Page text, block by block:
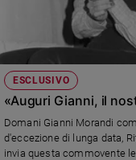
ESCLUSIVO
«Auguri Gianni, il
Domani Gianni Morandi
d'eccezione di lunga data,
invia questa commovente